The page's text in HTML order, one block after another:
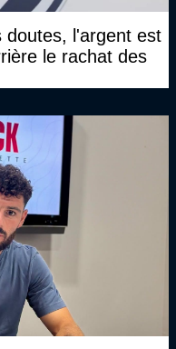
doutes, l'argent est
le rachat des